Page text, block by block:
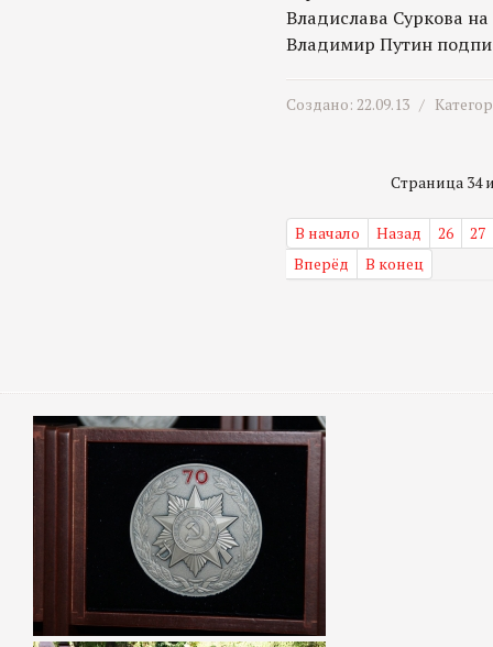
Владислава Суркова
Владимир Путин
Создано: 22.09.13 /
Страница 34
В начало Назад 26
27
Вперёд
В конец